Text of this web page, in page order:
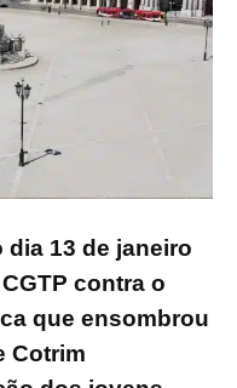
dia 13 de janeiro
contra o
que ensombrou
Cotrim